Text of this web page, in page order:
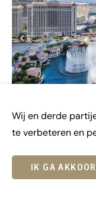
Wij en derde
te verbeteren en
IK GA
Overnachting:
Inbegrepen